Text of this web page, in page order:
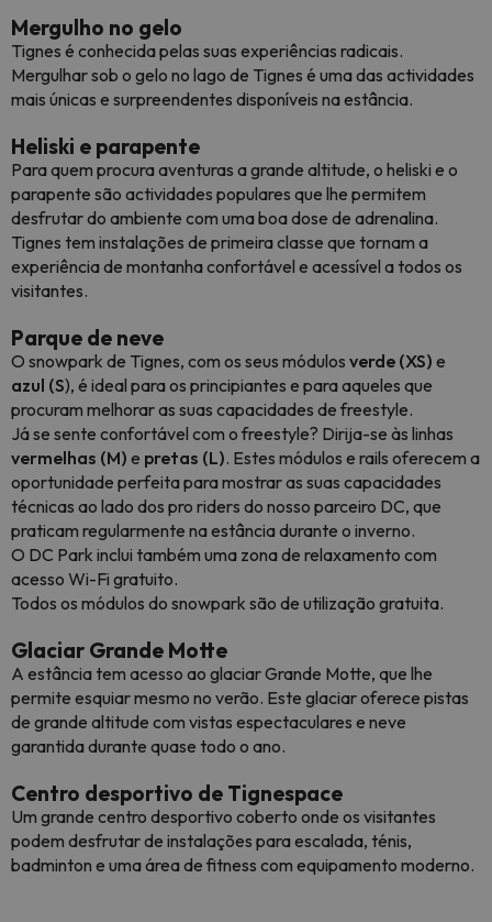
Mergulho no gelo
Tignes é conhecida pelas suas experiências radicais.
Mergulhar sob o gelo no lago de Tignes é uma das actividades
mais únicas e surpreendentes disponíveis na estância.
Heliski e parapente
Para quem procura aventuras a grande altitude, o heliski e o
parapente são actividades populares que lhe permitem
desfrutar do ambiente com uma boa dose de adrenalina.
Tignes tem instalações de primeira classe que tornam a
experiência de montanha confortável e acessível a todos os
visitantes.
Parque de neve
O snowpark de Tignes, com os seus módulos verde (XS) e
azul (S), é ideal para os principiantes e para aqueles que
procuram melhorar as suas capacidades de freestyle.
Já se sente confortável com o freestyle? Dirija-se às linhas
vermelhas (M) e pretas (L). Estes módulos e rails oferecem a
oportunidade perfeita para mostrar as suas capacidades
técnicas ao lado dos pro riders do nosso parceiro DC, que
praticam regularmente na estância durante o inverno.
O DC Park inclui também uma zona de relaxamento com
acesso Wi-Fi gratuito.
Todos os módulos do snowpark são de utilização gratuita.
Glaciar Grande Motte
A estância tem acesso ao glaciar Grande Motte, que lhe
permite esquiar mesmo no verão. Este glaciar oferece pistas
de grande altitude com vistas espectaculares e neve
garantida durante quase todo o ano.
Centro desportivo de Tignespace
Um grande centro desportivo coberto onde os visitantes
podem desfrutar de instalações para escalada, ténis,
badminton e uma área de fitness com equipamento moderno.